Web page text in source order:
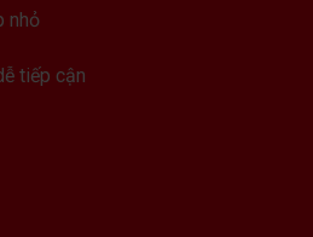
nhỏ
tiếp cận